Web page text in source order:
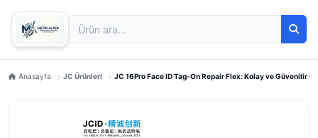
Anasayfa JC Ürünleri JC 16Pro Face ID Tag-On Repair Flex: Kolay ve Güvenilir